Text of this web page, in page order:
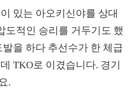
있는 아오키신야를 상대
도적인 승리를 거두기도 했
을 하다 추선수가 한 체급
TKO로 이겼습니다. 경기
.